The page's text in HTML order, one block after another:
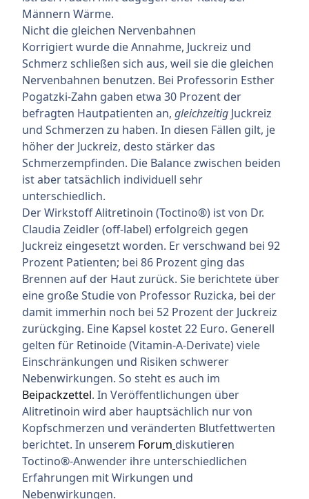
Männern Wärme.
Nicht die gleichen Nervenbahnen
Korrigiert wurde die Annahme, Juckreiz und
Schmerz schließen sich aus, weil sie die gleichen
Nervenbahnen benutzen. Bei Professorin Esther
Pogatzki-Zahn gaben etwa 30 Prozent der
befragten Hautpatienten an, gleichzeitig Juckreiz
und Schmerzen zu haben. In diesen Fällen gilt, je
höher der Juckreiz, desto stärker das
Schmerzempfinden. Die Balance zwischen beiden
ist aber tatsächlich individuell sehr
unterschiedlich.
Der Wirkstoff Alitretinoin (Toctino®) ist von Dr.
Claudia Zeidler (off-label) erfolgreich gegen
Juckreiz eingesetzt worden. Er verschwand bei 92
Prozent Patienten; bei 86 Prozent ging das
Brennen auf der Haut zurück. Sie berichtete über
eine große Studie von Professor Ruzicka, bei der
damit immerhin noch bei 52 Prozent der Juckreiz
zurückging. Eine Kapsel kostet 22 Euro. Generell
gelten für Retinoide (Vitamin-A-Derivate) viele
Einschränkungen und Risiken schwerer
Nebenwirkungen. So steht es auch im
Beipackzettel. In Veröffentlichungen über
Alitretinoin wird aber hauptsächlich nur von
Kopfschmerzen und veränderten Blutfettwerten
berichtet. In unserem Forum diskutieren
Toctino®-Anwender ihre unterschiedlichen
Erfahrungen mit Wirkungen und
Nebenwirkungen.